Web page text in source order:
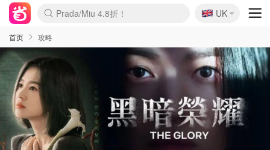
Prada/Miu 4.8折！
🇬🇧
UK
首页 攻略